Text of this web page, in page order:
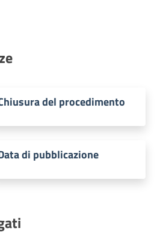
del procedimento
di pubblicazione